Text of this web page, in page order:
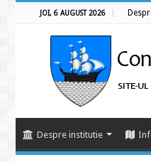
JOI, 6 AUGUST 2026
Despre institutie